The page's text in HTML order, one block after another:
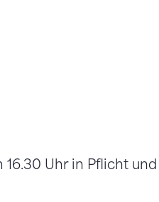
16.30 Uhr in Pflicht und